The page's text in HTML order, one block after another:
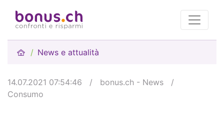
News e attualità
14.07.2021 07:54:46 / bonus.ch - News
/
Consumo